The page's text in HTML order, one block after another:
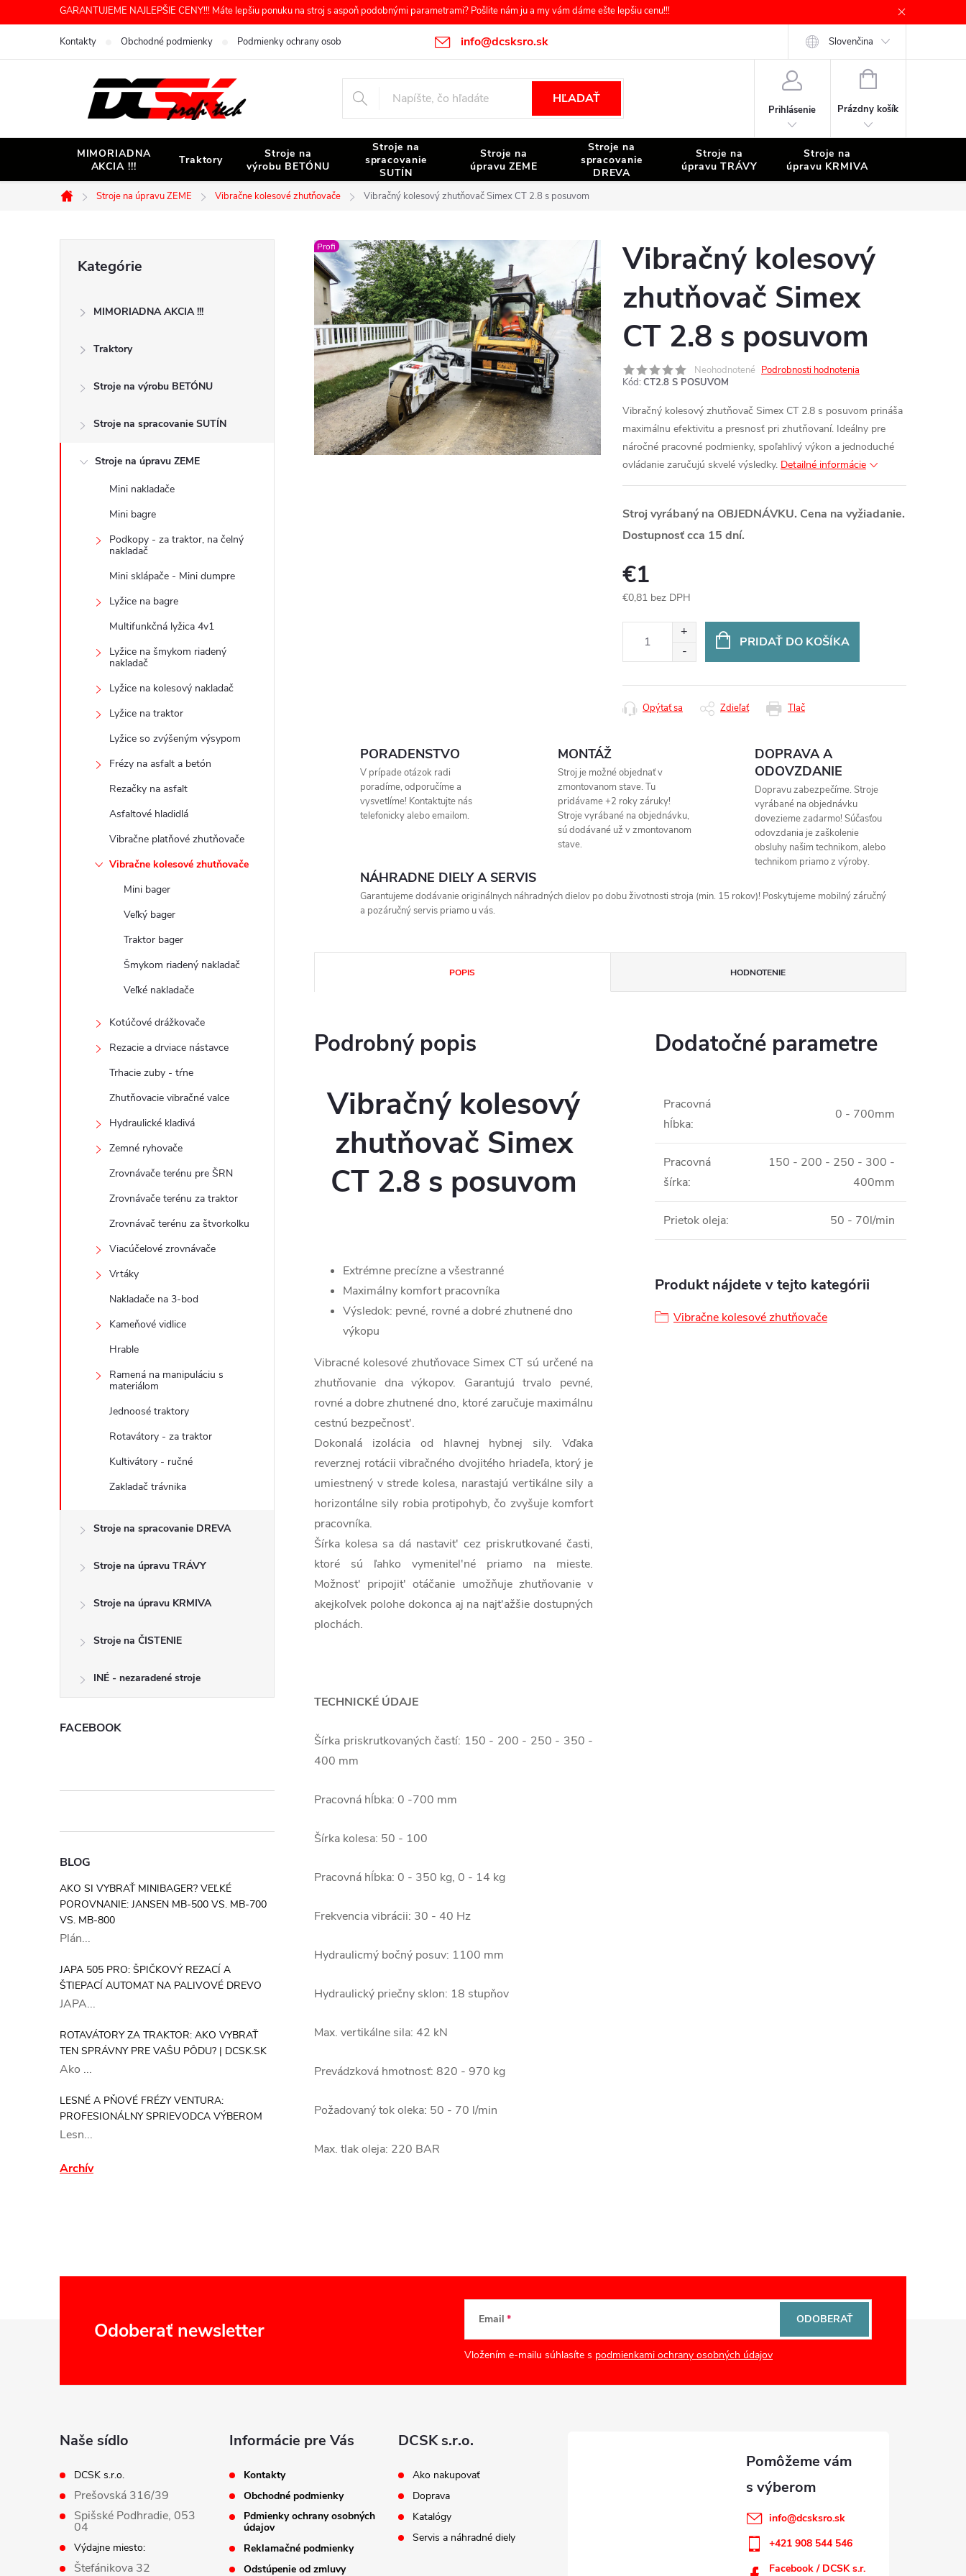
na
GARANTUJEME NAJLEPŠIE CENY!!! Máte lepšiu ponuku na stroj s aspoň podobnými parametrami? Pošlite nám ju a my vám dáme ešte lepšiu cenu!!!
info@dcsksro.sk
Kontakty Obchodné podmienky Podmienky ochrany osobných údajov Reklamačné podmienky Odstúpenie od zmluvy Slovenčina
HĽADAŤ
Prihlásenie
NÁKUPNÝ
Prázdny košík
MIMORIADNA
AKCIA !!!
Traktory
Stroje na
výrobu BETÓNU
Stroje na
spracovanie
SUTÍN
Stroje na
úpravu ZEME
Stroje na
spracovanie
DREVA
Stroje na
úpravu TRÁVY
Stroje na
úpravu KRMIVA
Domov
Stroje na úpravu ZEME Vibračne kolesové zhutňovače Vibračný kolesový zhutňovač Simex CT 2.8 s posuvom
p
kategórie
Kategórie
MIMORIADNA AKCIA !!!
Traktory
Stroje na výrobu BETÓNU
Stroje na spracovanie SUTÍN
Stroje na úpravu ZEME
Mini nakladače
Mini bagre
Podkopy - za traktor, na čelný
nakladač
Mini sklápače - Mini dumpre
Lyžice na bagre
Multifunkčná lyžica 4v1
Lyžice na šmykom riadený
nakladač
Lyžice na kolesový nakladač
Lyžice na traktor
Lyžice so zvýšeným výsypom
Frézy na asfalt a betón
Rezačky na asfalt
Asfaltové hladidlá
Vibračne platňové zhutňovače
Vibračne kolesové zhutňovače
Mini bager
Veľký bager
Traktor bager
Šmykom riadený nakladač
Veľké nakladače
Kotúčové drážkovače
Rezacie a drviace nástavce
Trhacie zuby - tŕne
Zhutňovacie vibračné valce
Hydraulické kladivá
Zemné ryhovače
Zrovnávače terénu pre ŠRN
Zrovnávače terénu za traktor
Zrovnávač terénu za štvorkolku
Viacúčelové zrovnávače
Vrtáky
Nakladače na 3-bod
Kameňové vidlice
Hrable
Ramená na manipuláciu s
materiálom
Jednoosé traktory
Rotavátory - za traktor
Kultivátory - ručné
Zakladač trávnika
Stroje na spracovanie DREVA
Stroje na úpravu TRÁVY
Stroje na úpravu KRMIVA
Stroje na ČISTENIE
INÉ - nezaradené stroje
FACEBOOK
BLOG
AKO SI VYBRAŤ MINIBAGER? VEĽKÉ
POROVNANIE: JANSEN MB-500 VS. MB-700
VS. MB-800
Plán...
JAPA 505 PRO: ŠPIČKOVÝ REZACÍ A
ŠTIEPACÍ AUTOMAT NA PALIVOVÉ DREVO
JAPA...
ROTAVÁTORY ZA TRAKTOR: AKO VYBRAŤ
TEN SPRÁVNY PRE VAŠU PÔDU? | DCSK.SK
Ako ...
LESNÉ A PŇOVÉ FRÉZY VENTURA:
PROFESIONÁLNY SPRIEVODCA VÝBEROM
Lesn...
Archív
Profi
Vibračný kolesový
zhutňovač Simex
CT 2.8 s posuvom
Neohodnotené Podrobnosti hodnotenia
Kód: CT2.8 S POSUVOM
Vibračný kolesový zhutňovač Simex CT 2.8 s posuvom prináša
maximálnu efektivitu a presnosť pri zhutňovaní. Ideálny pre
náročné pracovné podmienky, spoľahlivý výkon a jednoduché
ovládanie zaručujú skvelé výsledky. Detailné informácie
Stroj vyrábaný na OBJEDNÁVKU. Cena na vyžiadanie.
Dostupnosť cca 15 dní.
€1
€0,81 bez DPH
PRIDAŤ DO KOŠÍKA
Tlač
Opýtať sa Zdieľať
PORADENSTVO
V prípade otázok radi
poradíme, odporučíme a
vysvetlíme! Kontaktujte nás
telefonicky alebo emailom.
MONTÁŽ
Stroj je možné objednať v
zmontovanom stave. Tu
pridávame +2 roky záruky!
Stroje vyrábané na objednávku,
sú dodávané už v zmontovanom
stave.
DOPRAVA A
ODOVZDANIE
Dopravu zabezpečíme. Stroje
vyrábané na objednávku
dovezieme zadarmo! Súčasťou
odovzdania je zaškolenie
obsluhy našim technikom, alebo
technikom priamo z výroby.
NÁHRADNE DIELY A SERVIS
Garantujeme dodávanie originálnych náhradných dielov po dobu životnosti stroja (min. 15 rokov)! Poskytujeme mobilný záručný
a pozáručný servis priamo u vás.
POPIS HODNOTENIE
Podrobný popis
Vibračný kolesový
zhutňovač Simex
CT 2.8 s posuvom
Extrémne precízne a všestranné
Maximálny komfort pracovníka
Výsledok: pevné, rovné a dobré zhutnené dno
výkopu
Vibracné kolesové zhutňovace Simex CT sú určené na
zhutňovanie dna výkopov. Garantujú trvalo pevné,
rovné a dobre zhutnené dno, ktoré zaručuje maximálnu
cestnú bezpečnost'.
Dokonalá izolácia od hlavnej hybnej sily. Vďaka
reverznej rotácii vibračného dvojitého hriadeľa, ktorý je
umiestnený v strede kolesa, narastajú vertikálne sily a
horizontálne sily robia protipohyb, čo zvyšuje komfort
pracovníka.
Šírka kolesa sa dá nastavit' cez priskrutkované časti,
ktoré sú ľahko vymenitel'né priamo na mieste.
Možnost' pripojit' otáčanie umožňuje zhutňovanie v
akejkoľvek polohe dokonca aj na najt'ažšie dostupných
plochách.
TECHNICKÉ ÚDAJE
Šírka priskrutkovaných častí: 150 - 200 - 250 - 350 -
400 mm
Pracovná hĺbka: 0 -700 mm
Šírka kolesa: 50 - 100
Pracovná hĺbka: 0 - 350 kg, 0 - 14 kg
Frekvencia vibrácii: 30 - 40 Hz
Hydraulicmý bočný posuv: 1100 mm
Hydraulický priečny sklon: 18 stupňov
Max. vertikálne sila: 42 kN
Prevádzková hmotnosť: 820 - 970 kg
Požadovaný tok oleka: 50 - 70 l/min
Max. tlak oleja: 220 BAR
Dodatočné parametre
Pracovná
hĺbka:
0 - 700mm
Pracovná
šírka:
150 - 200 - 250 - 300 -
400mm
Prietok oleja: 50 - 70l/min
Produkt nájdete v tejto kategórii
Vibračne kolesové zhutňovače
Odoberať newsletter Email
Vložením e-mailu súhlasíte s podmienkami ochrany osobných údajov
ODOBERAŤ
Naše sídlo
DCSK s.r.o.
Prešovská 316/39
Spišské Podhradie, 053
04
Výdajne miesto:
Štefánikova 32
Informácie pre Vás
Kontakty
Obchodné podmienky
Pdmienky ochrany osobných
údajov
Reklamačné podmienky
Odstúpenie od zmluvy
DCSK s.r.o.
Ako nakupovať
Doprava
Katalógy
Servis a náhradné diely
info@dcsksro.sk
+421 908 544 546
Facebook / DCSK s.r.